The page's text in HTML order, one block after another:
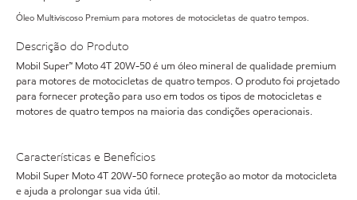
Óleo Multiviscoso Premium para motores de motocicletas de quatro tempos.
Descrição do Produto
Mobil Super™ Moto 4T 20W-50 é um óleo mineral de qualidade premium
para motores de motocicletas de quatro tempos. O produto foi projetado
para fornecer proteção para uso em todos os tipos de motocicletas e
motores de quatro tempos na maioria das condições operacionais.
Características e Benefícios
Mobil Super Moto 4T 20W-50 fornece proteção ao motor da motocicleta
e ajuda a prolongar sua vida útil.